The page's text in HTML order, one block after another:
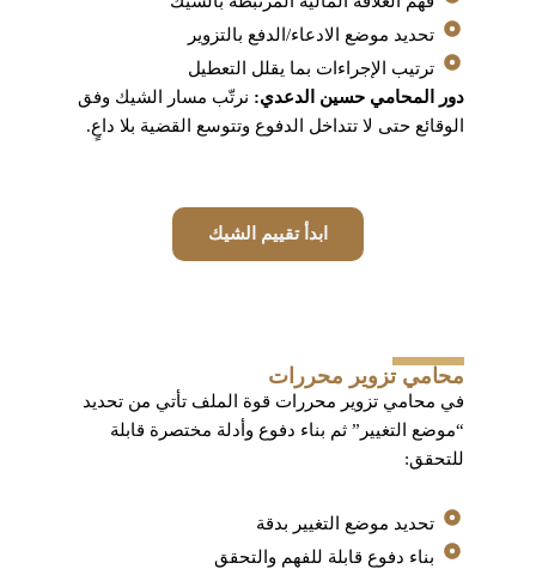
تحديد موضع الادعاء/الدفع بالتزوير
ترتيب الإجراءات بما يقلل التعطيل
دور المحامي حسين الدعدي: نرتّب مسار الشيك وفق
الوقائع حتى لا تتداخل الدفوع وتتوسع القضية بلا داعٍ.
ابدأ تقييم الشيك
محامي تزوير محررات
في محامي تزوير محررات قوة الملف تأتي من تحديد
“موضع التغيير” ثم بناء دفوع وأدلة مختصرة قابلة
للتحقق:
تحديد موضع التغيير بدقة
بناء دفوع قابلة للفهم والتحقق